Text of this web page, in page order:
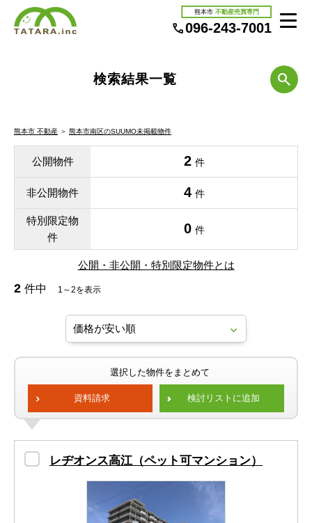
熊本市 不動産売買専門
096-243-7001
検索結果一覧
熊本市 不動産 ＞ 熊本市南区のSUUMO未掲載物件
公開物件 2 件
非公開物件 4 件
特別限定物
件
0 件
公開・非公開・特別限定物件とは
2 件中 1～2を表示
選択した物件をまとめて
資料請求 検討リストに追加
レヂオンス高江（ペット可マンション）